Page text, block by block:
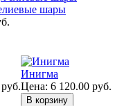
шары
руб.
Инигма
Цена: 6 120.00 руб.